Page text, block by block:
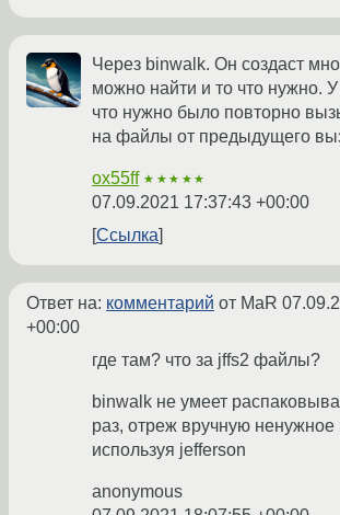
Через binwalk. Он создаст
можно найти и то что нужно.
что нужно было повторно
на файлы от предыдущего
ox55ff ★★★★★
07.09.2021 17:37:43 +00:00
Ссылка
Ответ на: комментарий от MaR
+00:00
где там? что за jffs2 файлы?
binwalk не умеет
раз, отреж вручную ненужное
используя jefferson
anonymous